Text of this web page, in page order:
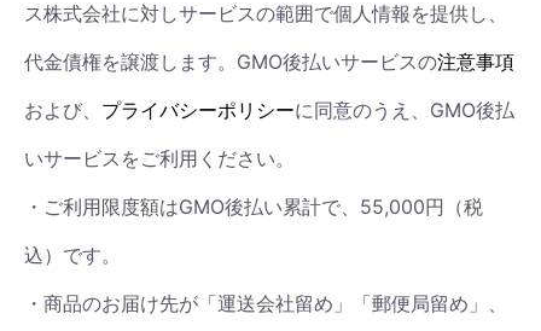
ス株式会社に対しサービスの範囲で個人情報を提供し、
代金債権を譲渡します。GMO後払いサービスの注意事項
および、 プライバシーポリシーに同意のうえ、GMO後払
いサービスをご利用ください。
・ご利用限度額はGMO後払い累計で、55,000円（税
込）です。
・商品のお届け先が「運送会社留め」「郵便局留め」、